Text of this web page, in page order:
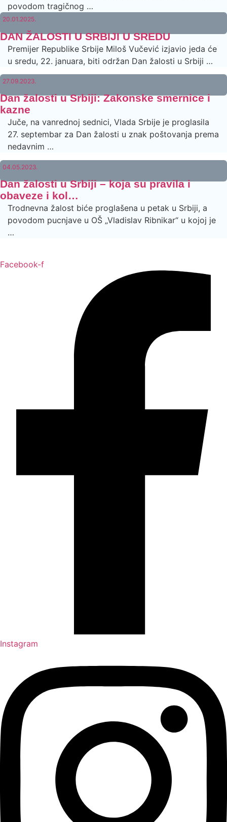
povodom tragičnog …
20.01.2025.
DAN ŽALOSTI U SRBIJI U SREDU
Premijer Republike Srbije Miloš Vučević izjavio jeda će
u sredu, 22. januara, biti održan Dan žalosti u Srbiji …
27.09.2023.
Dan žalosti u Srbiji: Zakonske smernice i
kazne
Juče, na vanrednoj sednici, Vlada Srbije je proglasila
27. septembar za Dan žalosti u znak poštovanja prema
nedavnim …
04.05.2023.
Dan žalosti u Srbiji – koja su pravila i
obaveze i kol…
Trodnevna žalost biće proglašena u petak u Srbiji, a
povodom pucnjave u OŠ „Vladislav Ribnikar“ u kojoj je
…
Facebook-f
Instagram